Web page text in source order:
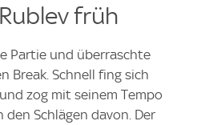
früh
Partie und überraschte
Break. Schnell fing sich
zog mit seinem Tempo
Schlägen davon. Der